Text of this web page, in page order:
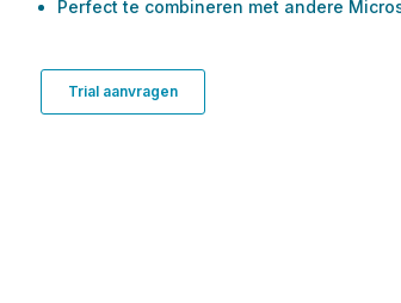
Perfect te combineren met andere
Trial aanvragen